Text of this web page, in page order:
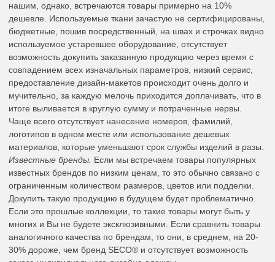
нашим, однако, встречаются товары примерно на 10%
дешевле. Используемые ткани зачастую не сертифицированы,
бюджетные, пошив посредственный, на швах и строчках видно
используемое устаревшее оборудование, отсутствует
возможность докупить заказанную продукцию через время с
совпадением всех изначальных параметров, низкий сервис,
предоставление дизайн-макетов происходит очень долго и
мучительно, за каждую мелочь приходится доплачивать, что в
итоге выливается в круглую сумму и потраченные нервы.
Чаще всего отсутствует нанесение номеров, фамилий,
логотипов в одном месте или использование дешевых
материалов, которые уменьшают срок службы изделий в разы.
Известные бренды. Если мы встречаем товары популярных
известных брендов по низким ценам, то это обычно связано с
ограниченным количеством размеров, цветов или подделки.
Докупить такую продукцию в будущем будет проблематично.
Если это прошлые коллекции, то такие товары могут быть у
многих и Вы не будете эксклюзивными. Если сравнить товары
аналогичного качества по брендам, то они, в среднем, на 20-
30% дороже, чем бренд SECO® и отсутствует возможность